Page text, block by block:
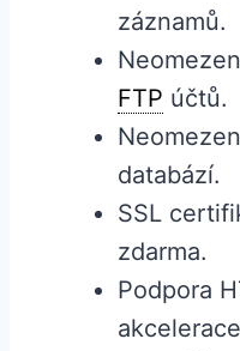
záznamů.
FTP účtů.
databází.
SSL
zdarma.
Podpora